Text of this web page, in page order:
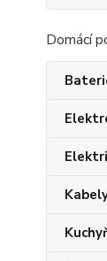
Domácí